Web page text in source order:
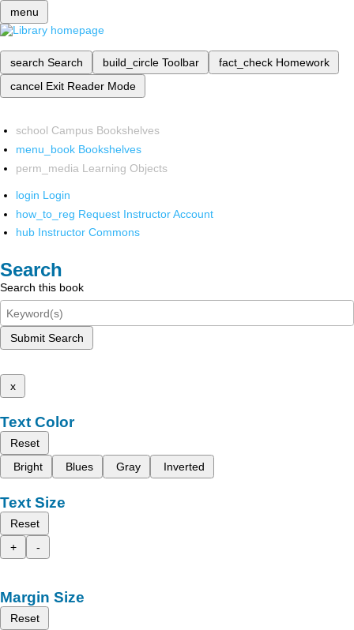
menu
search Search build_circle Toolbar fact_check Homework
cancel Exit Reader Mode
school Campus Bookshelves
menu_book Bookshelves
perm_media Learning Objects
login Login
how_to_reg Request Instructor Account
hub Instructor Commons
Search
Search this book
Submit Search
x
Text Color
Reset
Bright
Blues Gray Inverted
Text Size
Reset
+
-
Margin Size
Reset